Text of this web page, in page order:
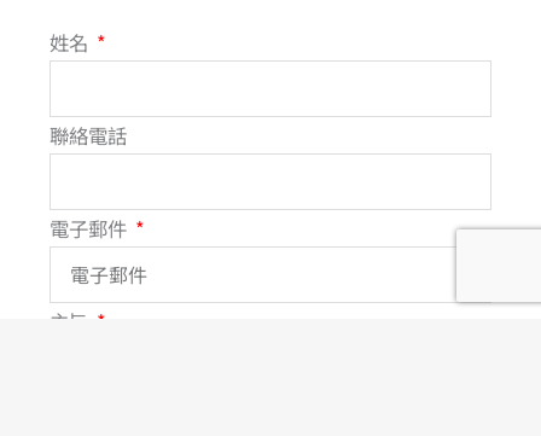
b
o
o
k
-
姓名
聯絡電話
電子郵件
主旨